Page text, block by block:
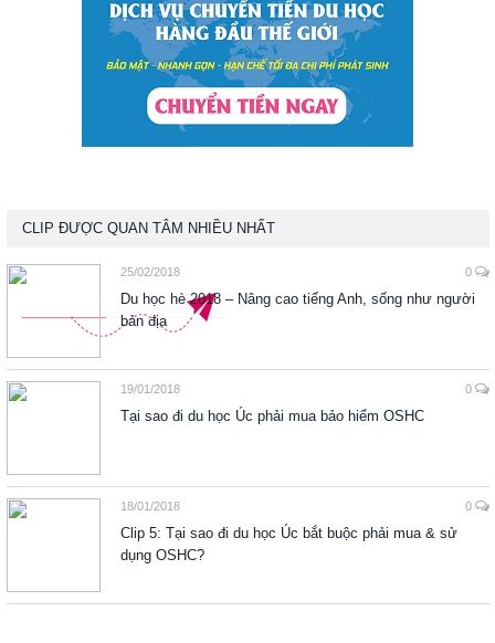
CLIP ĐƯỢC QUAN TÂM NHIỀU NHẤT
25/02/2018 0
Du học hè 2018 – Nâng cao tiếng Anh, sống như người
bản địa
19/01/2018 0
Tại sao đi du học Úc phải mua bảo hiểm OSHC
18/01/2018 0
Clip 5: Tại sao đi du học Úc bắt buộc phải mua & sử
dụng OSHC?